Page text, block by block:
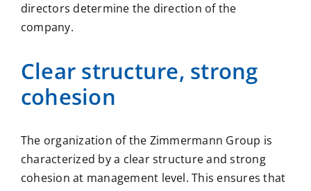
directors determine the direction of the
company.
Clear structure, strong
cohesion
The organization of the Zimmermann Group is
characterized by a clear structure and strong
cohesion at management level. This ensures that